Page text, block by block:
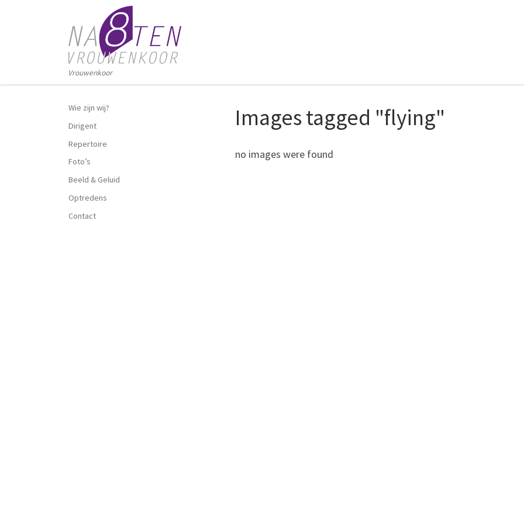
Vrouwenkoor
Images tagged "flying"
no images were found
Wie zijn wij?
Dirigent
Repertoire
Foto’s
Beeld & Geluid
Optredens
Contact